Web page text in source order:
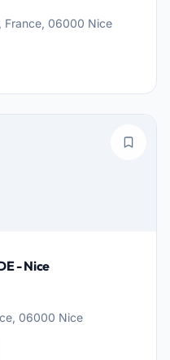
France, 06000 Nice
- Nice
06000 Nice